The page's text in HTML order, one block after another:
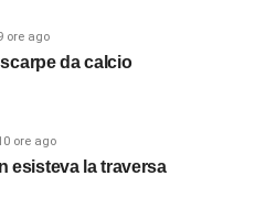
ore ago
da calcio
ore ago
esisteva la traversa